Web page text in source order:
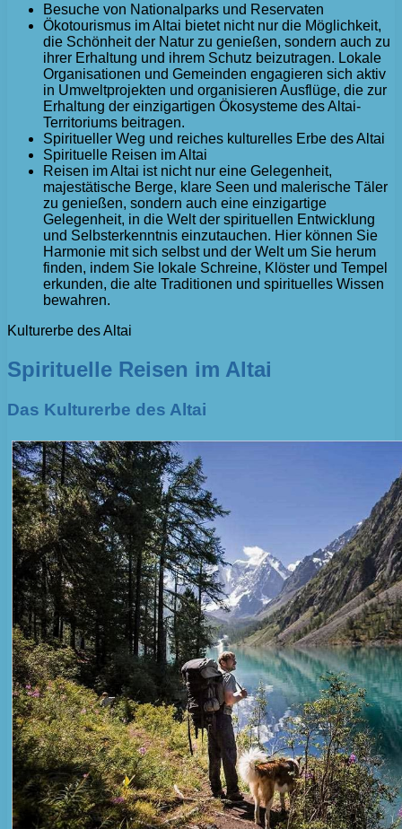
Besuche von Nationalparks und Reservaten
Ökotourismus im Altai bietet nicht nur die Möglichkeit,
die Schönheit der Natur zu genießen, sondern auch zu
ihrer Erhaltung und ihrem Schutz beizutragen. Lokale
Organisationen und Gemeinden engagieren sich aktiv
in Umweltprojekten und organisieren Ausflüge, die zur
Erhaltung der einzigartigen Ökosysteme des Altai-
Territoriums beitragen.
Spiritueller Weg und reiches kulturelles Erbe des Altai
Spirituelle Reisen im Altai
Reisen im Altai ist nicht nur eine Gelegenheit,
majestätische Berge, klare Seen und malerische Täler
zu genießen, sondern auch eine einzigartige
Gelegenheit, in die Welt der spirituellen Entwicklung
und Selbsterkenntnis einzutauchen. Hier können Sie
Harmonie mit sich selbst und der Welt um Sie herum
finden, indem Sie lokale Schreine, Klöster und Tempel
erkunden, die alte Traditionen und spirituelles Wissen
bewahren.
Kulturerbe des Altai
Spirituelle Reisen im Altai
Das Kulturerbe des Altai